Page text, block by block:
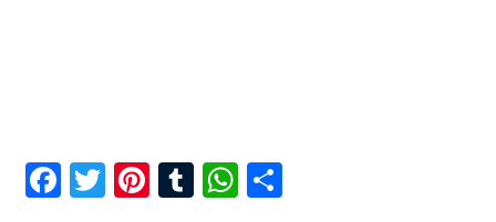
Facebook
Twitter
Pinterest
TumblrWhatsApp